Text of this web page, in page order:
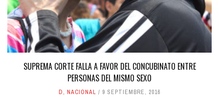
SUPREMA CORTE FALLA A FAVOR DEL CONCUBINATO ENTRE
PERSONAS DEL MISMO SEXO
D, NACIONAL 9 SEPTIEMBRE, 2016